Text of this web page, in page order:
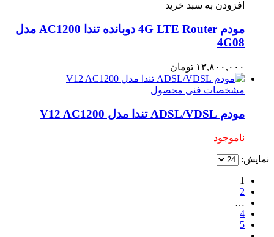
افزودن به سبد خرید
مودم 4G LTE Router دوبانده تندا AC1200 مدل
4G08
۱۳,۸۰۰,۰۰۰ تومان
مشخصات فنی محصول
مودم ADSL/VDSL تندا مدل V12 AC1200
ناموجود
نمایش:
1
2
…
4
5